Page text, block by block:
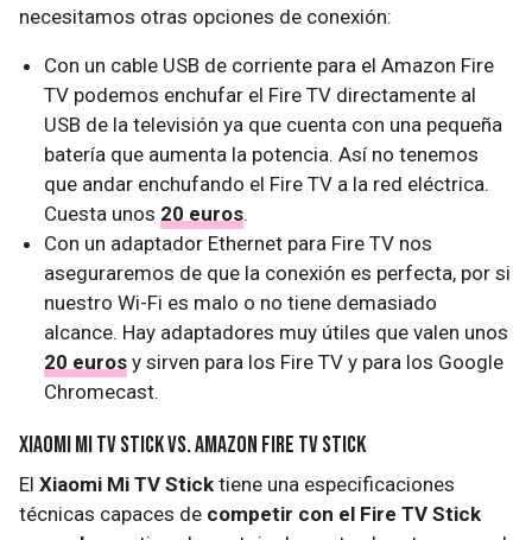
necesitamos otras opciones de conexión:
Con un cable USB de corriente para el Amazon Fire
TV podemos enchufar el Fire TV directamente al
USB de la televisión ya que cuenta con una pequeña
batería que aumenta la potencia. Así no tenemos
que andar enchufando el Fire TV a la red eléctrica.
Cuesta unos 20 euros.
Con un adaptador Ethernet para Fire TV nos
aseguraremos de que la conexión es perfecta, por si
nuestro Wi-Fi es malo o no tiene demasiado
alcance. Hay adaptadores muy útiles que valen unos
20 euros y sirven para los Fire TV y para los Google
Chromecast.
Xiaomi Mi TV Stick Vs. Amazon Fire TV Stick
El Xiaomi Mi TV Stick tiene una especificaciones
técnicas capaces de competir con el Fire TV Stick